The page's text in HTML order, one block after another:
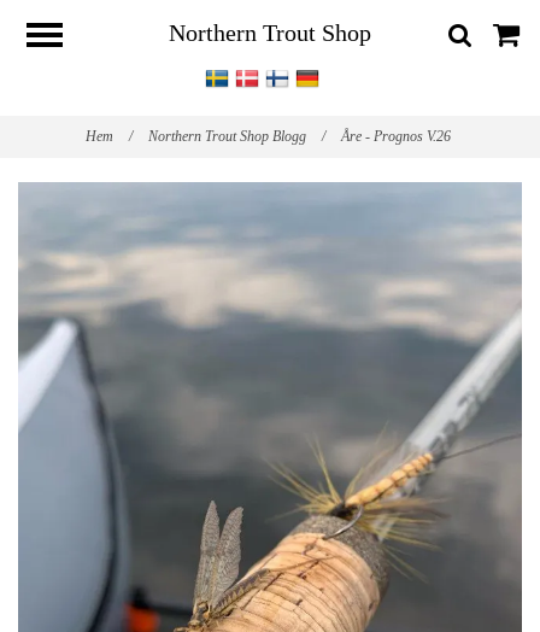
Northern Trout Shop
Hem / Northern Trout Shop Blogg / Åre - Prognos V.26